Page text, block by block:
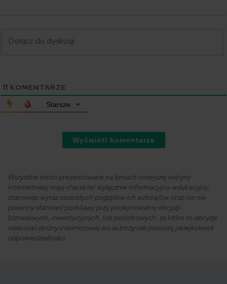
11 KOMENTARZE
Starsze
Wyświetl komentarze
Wszystkie treści prezentowane na łamach niniejszej witryny
internetowej mają charakter wyłącznie informacyjno-edukacyjny,
stanowiąc wyraz osobistych poglądów ich autora/ów oraz nie nie
powinny stanowić podstawy przy podejmowaniu decyzji
biznesowych, inwestycyjnych, lub podatkowych, za które to decyzje
właściciel strony internetowej ani autorzy nie ponoszą jakiejkolwiek
odpowiedzialności.